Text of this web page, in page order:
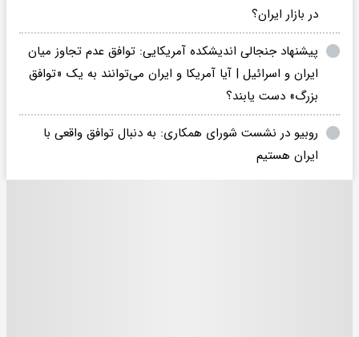
در بازار ایران؟
پیشنهاد جنجالی اندیشکده آمریکایی: توافق عدم تجاوز میان
ایران و اسرائیل | آیا آمریکا و ایران می‌توانند به یک «توافق
بزرگ» دست یابند؟
روبیو در نشست شورای همکاری: به دنبال توافق واقعی با
ایران هستیم